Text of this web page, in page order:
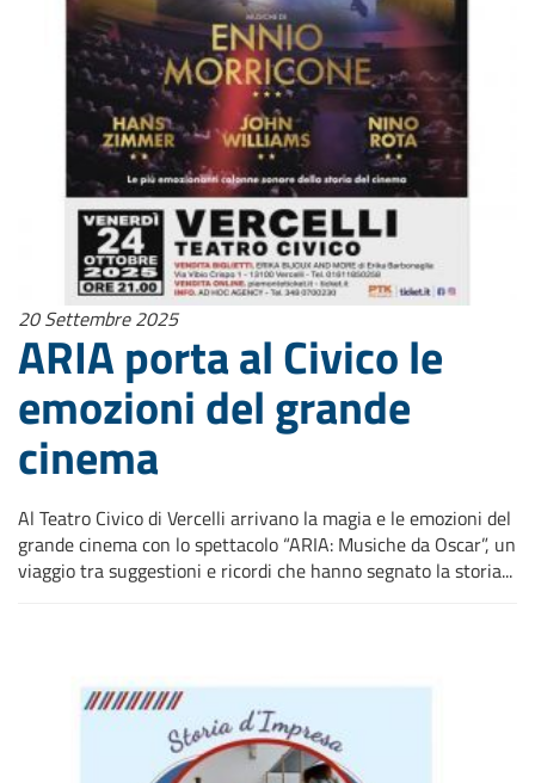
20 Settembre 2025
ARIA porta al Civico le
emozioni del grande
cinema
Al Teatro Civico di Vercelli arrivano la magia e le emozioni del
grande cinema con lo spettacolo “ARIA: Musiche da Oscar”, un
viaggio tra suggestioni e ricordi che hanno segnato la storia...